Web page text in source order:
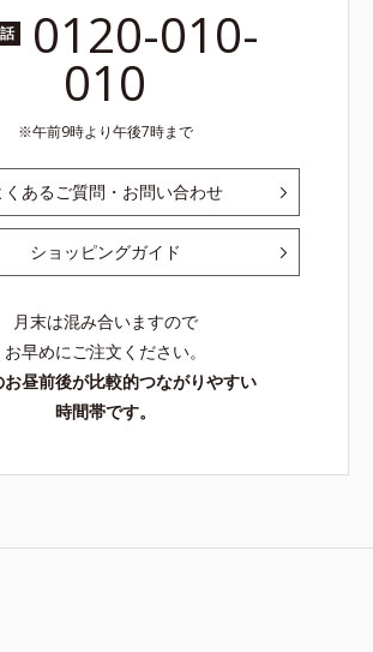
0120-010-
010
午前9時より午後7時まで
くあるご質問・お問い合わせ
ショッピングガイド
月末は混み合いますので
お早めにご注文ください。
お昼前後が比較的つながりやすい
時間帯です。